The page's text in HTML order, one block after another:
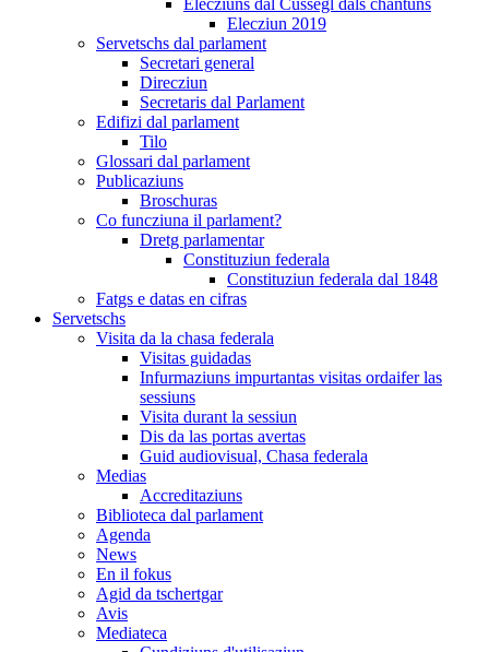
Elecziuns dal Cussegl dals chantuns
Elecziun 2019
Servetschs dal parlament
Secretari general
Direcziun
Secretaris dal Parlament
Edifizi dal parlament
Tilo
Glossari dal parlament
Publicaziuns
Broschuras
Co funcziuna il parlament?
Dretg parlamentar
Constituziun federala
Constituziun federala dal 1848
Fatgs e datas en cifras
Servetschs
Visita da la chasa federala
Visitas guidadas
Infurmaziuns impurtantas visitas ordaifer las
sessiuns
Visita durant la sessiun
Dis da las portas avertas
Guid audiovisual, Chasa federala
Medias
Accreditaziuns
Biblioteca dal parlament
Agenda
News
En il fokus
Agid da tschertgar
Avis
Mediateca